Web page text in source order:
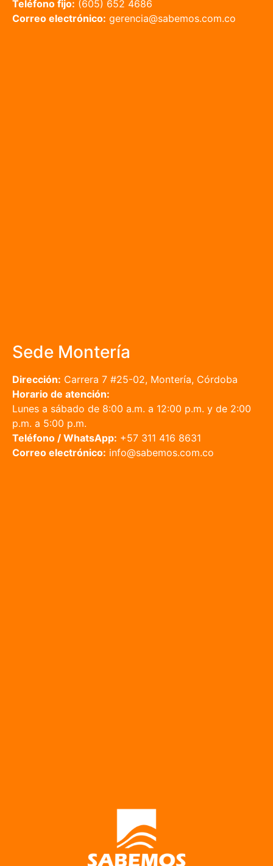
Teléfono fijo: (605) 652 4686
Correo electrónico: gerencia@sabemos.com.co
Sede Montería
Dirección: Carrera 7 #25-02, Montería, Córdoba
Horario de atención:
Lunes a sábado de 8:00 a.m. a 12:00 p.m. y de 2:00
p.m. a 5:00 p.m.
Teléfono / WhatsApp: +57 311 416 8631
Correo electrónico: info@sabemos.com.co